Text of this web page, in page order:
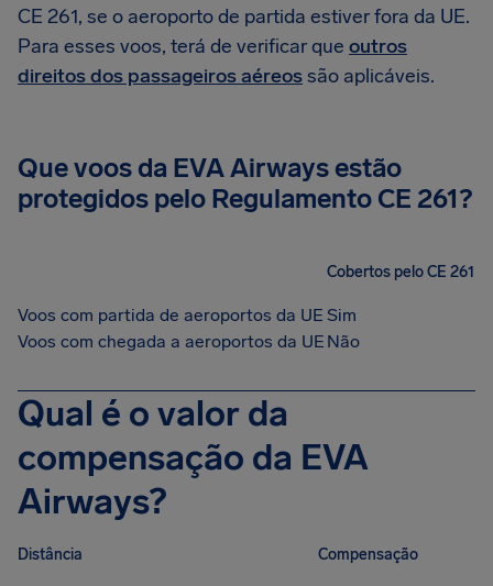
CE 261, se o aeroporto de partida estiver fora da UE.
Para esses voos, terá de verificar que outros
direitos dos passageiros aéreossão aplicáveis.
Que voos da EVA Airways estão
protegidos pelo Regulamento CE 261?
Cobertos pelo CE 261
Voos com partida de aeroportos da UE Sim
Voos com chegada a aeroportos da UE Não
Qual é o valor da
compensação da EVA
Airways?
Distância Compensação